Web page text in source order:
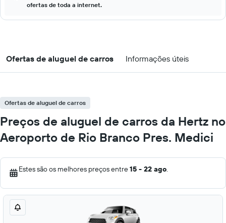
ofertas de toda a internet.
Ofertas de aluguel de carros Informações úteis
Ofertas de aluguel de carros
Preços de aluguel de carros da Hertz no
Aeroporto de Rio Branco Pres. Medici
Estes são os melhores preços entre15 - 22 ago.